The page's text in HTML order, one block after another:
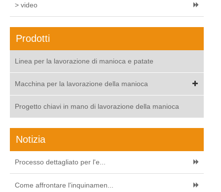
> video
Prodotti
Linea per la lavorazione di manioca e patate
Macchina per la lavorazione della manioca
Progetto chiavi in mano di lavorazione della manioca
Notizia
Processo dettagliato per l'e...
Come affrontare l'inquinamen...